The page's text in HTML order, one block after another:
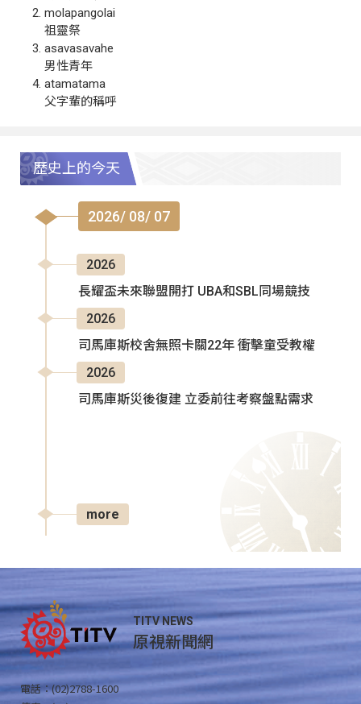
molapangolai
祖靈祭
asavasavahe
男性青年
atamatama
父字輩的稱呼
歷史上的今天
2026/ 08/ 07
2026
長耀盃未來聯盟開打 UBA和SBL同場競技
2026
司馬庫斯校舍無照卡關22年 衝擊童受教權
2026
司馬庫斯災後復建 立委前往考察盤點需求
more
TITV NEWS
原視新聞網
電話：(02)2788-1600